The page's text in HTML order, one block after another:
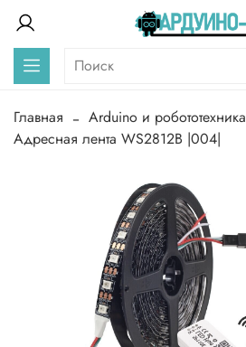
Главная Arduino и робототехника
Адресная лента WS2812B |004|